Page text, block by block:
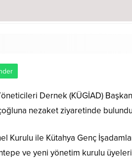
Dernek (KÜGİAD)
nezaket ziyaretinde
Kurulu ile Kütahya Genç
ve yeni yönetim kurulu